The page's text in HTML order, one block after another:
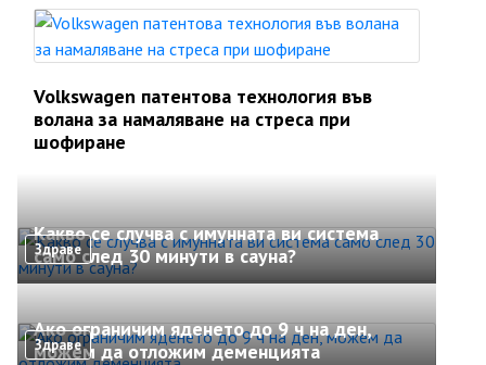
Volkswagen патентова технология във
волана за намаляване на стреса при
шофиране
Здраве
Какво се случва с имунната ви система
само след 30 минути в сауна?
Здраве
Ако ограничим яденето до 9 ч на ден,
можем да отложим деменцията